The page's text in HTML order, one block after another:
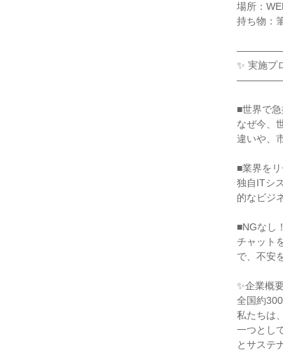
場所：
持ち物：
✨ 実施プ
■世界で
なぜ今、
違いや、
■業界を
独自ITシ
的なビジ
■NGなし
チャット
で、不安
✨企業概
全国約
私たちは
一つとし
とサステ